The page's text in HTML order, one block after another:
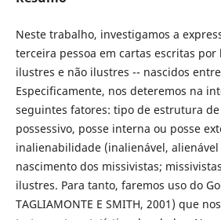
Neste trabalho, investigamos a
terceira pessoa em cartas escritas
ilustres e não ilustres -- nascidos entre
Especificamente, nos deteremos na
seguintes fatores: tipo de estrutura
possessivo, posse interna ou posse
inalienabilidade (inalienável,
nascimento dos missivistas;
ilustres. Para tanto, faremos uso do
TAGLIAMONTE E SMITH, 2001) que